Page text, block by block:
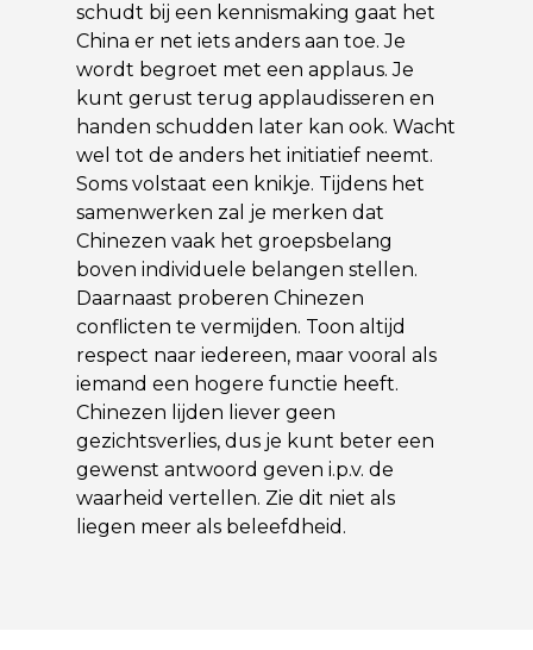
schudt bij een kennismaking gaat het
China er net iets anders aan toe. Je
wordt begroet met een applaus. Je
kunt gerust terug applaudisseren en
handen schudden later kan ook. Wacht
wel tot de anders het initiatief neemt.
Soms volstaat een knikje. Tijdens het
samenwerken zal je merken dat
Chinezen vaak het groepsbelang
boven individuele belangen stellen.
Daarnaast proberen Chinezen
conflicten te vermijden. Toon altijd
respect naar iedereen, maar vooral als
iemand een hogere functie heeft.
Chinezen lijden liever geen
gezichtsverlies, dus je kunt beter een
gewenst antwoord geven i.p.v. de
waarheid vertellen. Zie dit niet als
liegen meer als beleefdheid.